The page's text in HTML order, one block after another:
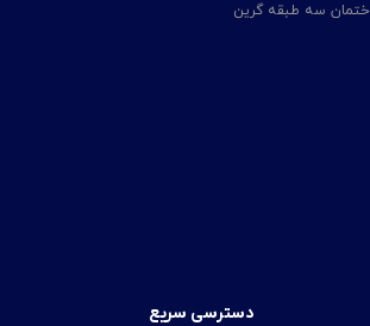
سه طبقه گرین
دسترسی سریع